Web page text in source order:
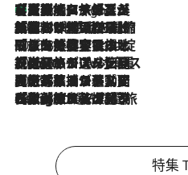
4 Hours Ago
【厳選旅コスメ】「多機能アイテムがメイン！」旅好き美容エディターが選んだ夏旅ベストコスメを発表【Mサイズジップ】
2026.8.6
「荷物が増えるほど旅ストレスは増す」美容ジャーナリストがたどり着いた最終結論。“化粧品を劇的に減らす”感動の凝縮美容とは
2026.8.6
「旅先には金髪ウィッグを持参」日本と同じメイクでは損してる!? 美容ジャーナリストが提案する“掟破りの旅美容”とは
2026.8.6
【厳選旅コスメ】「身軽さ＆UV対策重視！」ヘアアーティストshucoが選んだ夏旅ベストコスメを発表【Mサイズジップ】
2026.8.5
【厳選旅コスメ】国内をあちこち移動する河井菜摘が選んだ夏旅ベストコスメ発表！「リラックスアイテムはマスト」【Mサイズジップ】
2026.8.4
【厳選旅コスメ】「紫外線＆乾燥対策しながらメイク感も！」ヘア＆メイクGeorgeが選んだ夏旅ベストコスメを発表！【Mサイズジップ】
特集